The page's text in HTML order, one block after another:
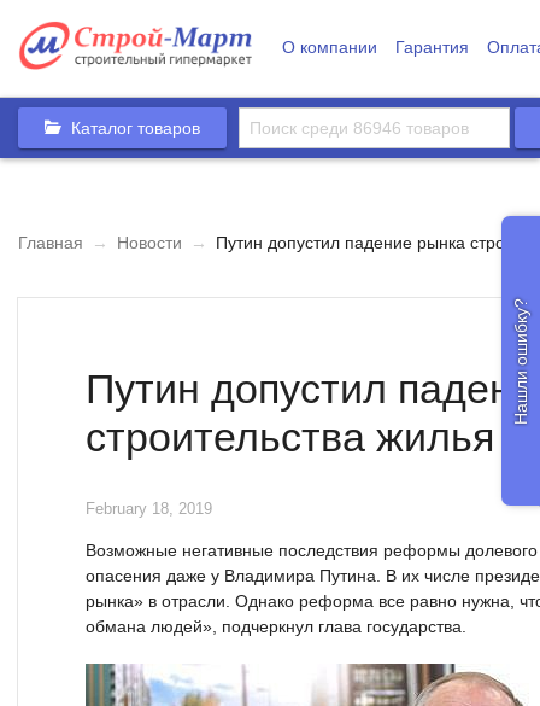
О компании Гарантия
Каталог товаров
Главная → Новости → Путин допустил падение рынка
Путин допустил
строительства жилья
February 18, 2019
Возможные негативные последствия реформы долевого
опасения даже у Владимира Путина. В их числе
рынка» в отрасли. Однако реформа все равно нужна,
обмана людей», подчеркнул глава государства.
Нашли ошибку?